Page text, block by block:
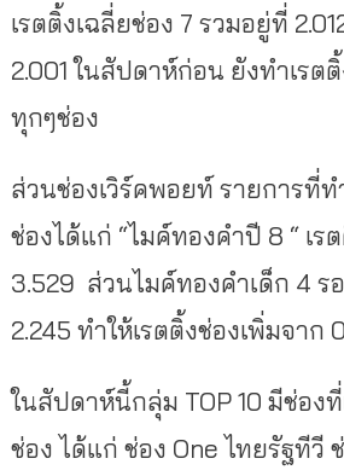
เรตติ้งเฉลี่ยช่อง 7 รวมอยู่ที่
2.001 ในสัปดาห์ก่อน ยังทำเรต
ทุกๆช่อง
ส่วนช่องเวิร์คพอยท์ รายการที่ท
ช่องได้แก่ “ไมค์ทองคำปี 8 “ เร
3.529 ส่วนไมค์ทองคำเด็ก 4 ร
2.245 ทำให้เรตติ้งช่องเพิ่มจาก
ในสัปดาห์นี้กลุ่ม TOP 10 มีช่อง
ช่อง ได้แก่ ช่อง One ไทยรัฐทีวี